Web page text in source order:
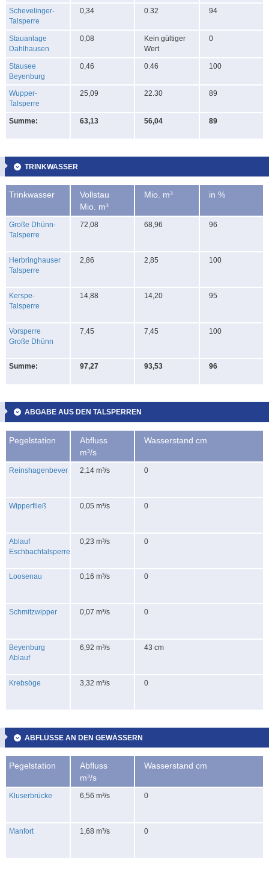
Schevelinger-
Talsperre
0,34 0.32 94
Stauanlage
Dahlhausen
0,08
Kein gültiger
Wert
0
Stausee
Beyenburg
0,46 0.46 100
Wupper-
Talsperre
25,09 22.30 89
Summe: 63,13 56,04 89
TRINKWASSER
Trinkwasser
Vollstau
Mio. m³
Mio. m³ in %
Große Dhünn-
Talsperre
72,08 68,96 96
Herbringhauser
Talsperre
2,86 2,85 100
Kerspe-
Talsperre
14,88 14,20 95
Vorsperre
Große Dhünn
7,45 7,45 100
Summe: 97,27 93,53 96
ABGABE AUS DEN TALSPERREN
Pegelstation
Abfluss
m³/s
Wasserstand cm
Reinshagenbever 2,14 m³/s 0
Wipperfließ 0,05 m³/s 0
Ablauf
Eschbachtalsperre
0,23 m³/s 0
Loosenau 0,16 m³/s 0
Schmitzwipper 0,07 m³/s 0
Beyenburg
Ablauf
6,92 m³/s 43 cm
Krebsöge 3,32 m³/s 0
ABFLÜSSE AN DEN GEWÄSSERN
Pegelstation
Abfluss
m³/s
Wasserstand cm
Kluserbrücke 6,56 m³/s 0
Manfort 1,68 m³/s 0